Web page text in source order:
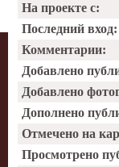
На проекте с:
Последний вход:
Комментарии:
Добавлено
Добавлено
Дополнено
Отмечено на
Просмотрено